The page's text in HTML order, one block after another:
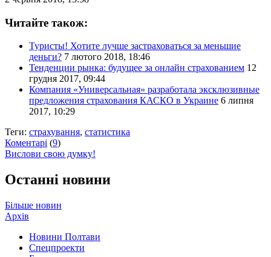
Читайте також:
Туристы! Хотите лучше застраховаться за меньшие
деньги? 7 лютого 2018, 18:46
Тенденции рынка: будущее за онлайн страхованием 12
грудня 2017, 09:44
Компания «Универсальная» разработала эксклюзивные
предложения страхования КАСКО в Украине 6 липня
2017, 10:29
Теги: страхування, статистика
Коментарі (9)
Вислови свою думку!
Останні новини
Більше новин
Архів
Новини Полтави
Спецпроекти